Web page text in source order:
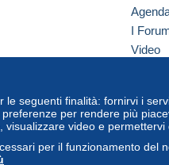
le seguenti finalità: fornirvi i
per rendere più
visualizzare video e
per il funzionamento del
I
Video
Indiana/Vevay
i diritti riservati.